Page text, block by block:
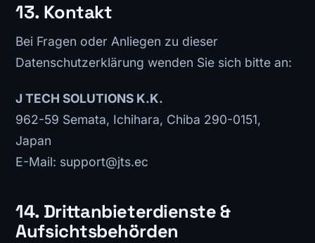
13. Kontakt
Bei Fragen oder Anliegen zu dieser
Datenschutzerklärung wenden Sie sich bitte an:
J TECH SOLUTIONS K.K.
962-59 Semata, Ichihara, Chiba 290-0151,
Japan
E-Mail: support@jts.ec
14. Drittanbieterdienste &
Aufsichtsbehörden